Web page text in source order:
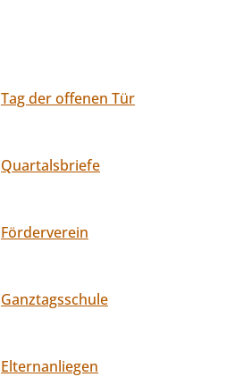
Tag der offenen Tür
Quartalsbriefe
Förderverein
Ganztagsschule
Elternanliegen